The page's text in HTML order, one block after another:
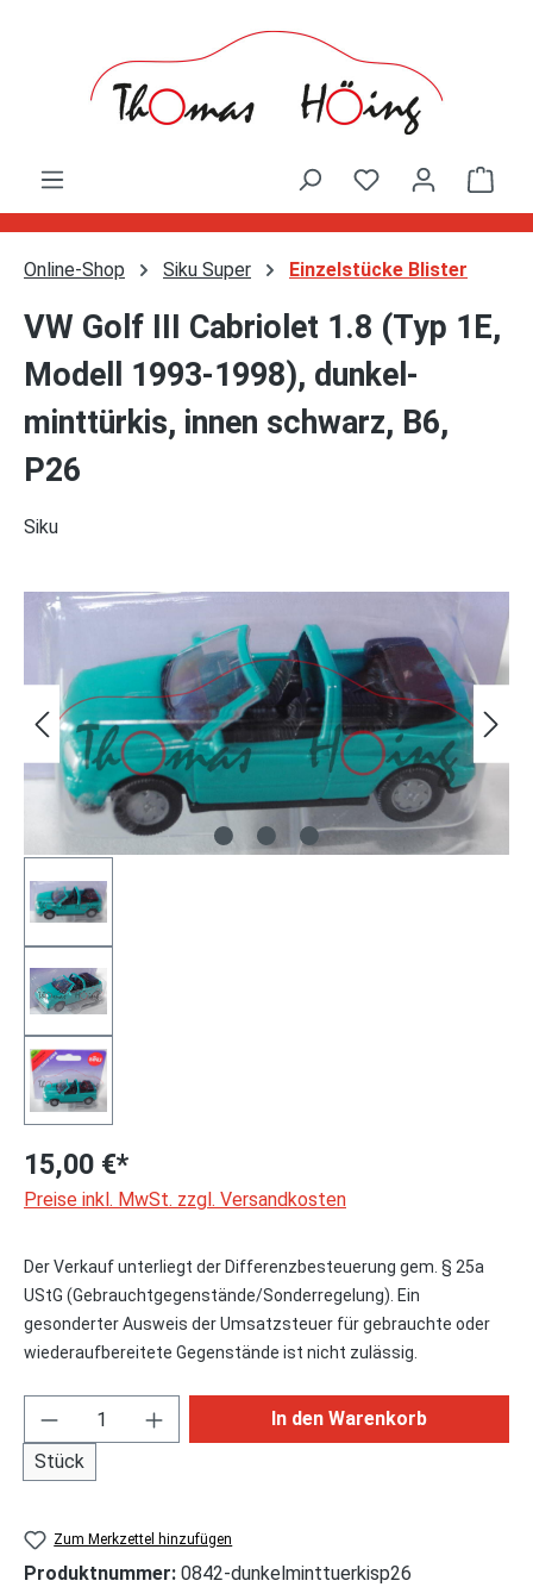
Online-Shop Siku Super Einzelstücke Blister
VW Golf III Cabriolet 1.8 (Typ 1E,
Modell 1993-1998), dunkel-
minttürkis, innen schwarz, B6,
P26
Siku
Bildergalerie überspringen
15,00 €*
Preise inkl. MwSt. zzgl. Versandkosten
Der Verkauf unterliegt der Differenzbesteuerung gem. § 25a
UStG (Gebrauchtgegenstände/Sonderregelung). Ein
gesonderter Ausweis der Umsatzsteuer für gebrauchte oder
wiederaufbereitete Gegenstände ist nicht zulässig.
Produkt Anzahl: Gib den gewünschten
Stück
In den Warenkorb
Zum Merkzettel hinzufügen
Produktnummer: 0842-dunkelminttuerkisp26